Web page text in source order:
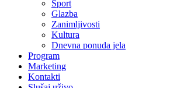
Šport
Glazba
Zanimljivosti
Kultura
Dnevna ponuda jela
Program
Marketing
Kontakti